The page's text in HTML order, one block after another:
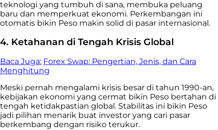
teknologi yang tumbuh di sana, membuka peluang
baru dan memperkuat ekonomi. Perkembangan ini
otomatis bikin Peso makin solid di pasar internasional.
4. Ketahanan di Tengah Krisis Global
Baca Juga: Forex Swap: Pengertian, Jenis, dan Cara
Menghitung
Meski pernah mengalami krisis besar di tahun 1990-an,
kebijakan ekonomi yang cermat bikin Peso bertahan di
tengah ketidakpastian global. Stabilitas ini bikin Peso
jadi pilihan menarik buat investor yang cari pasar
berkembang dengan risiko terukur.